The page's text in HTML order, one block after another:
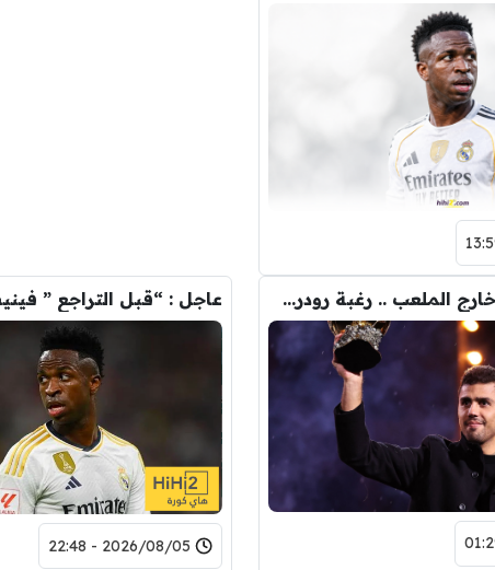
اشتعل الكلاسيكو خارج الملعب .. رغبة رودري تصدم ريال مدريد
2026/08/05 - 22:48